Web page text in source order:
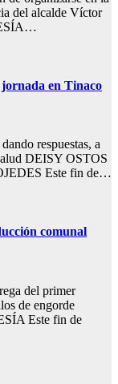
del alcalde Víctor
en Tinaco
respuestas, a
DEISY OSTOS
Este fin de…
comunal
del primer
de engorde
Este fin de